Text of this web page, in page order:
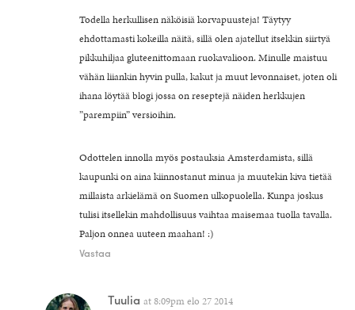
Todella herkullisen näköisiä korvapuusteja! Täytyy
ehdottamasti kokeilla näitä, sillä olen ajatellut itsekkin siirtyä
pikkuhiljaa gluteenittomaan ruokavalioon. Minulle maistuu
vähän liiankin hyvin pulla, kakut ja muut levonnaiset, joten oli
ihana löytää blogi jossa on reseptejä näiden herkkujen
”parempiin” versioihin.
Odottelen innolla myös postauksia Amsterdamista, sillä
kaupunki on aina kiinnostanut minua ja muutekin kiva tietää
millaista arkielämä on Suomen ulkopuolella. Kunpa joskus
tulisi itsellekin mahdollisuus vaihtaa maisemaa tuolla tavalla.
Paljon onnea uuteen maahan! :)
Vastaa
Tuulia at8:09pm elo 27 2014